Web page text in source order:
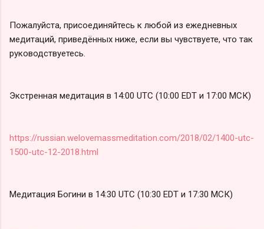
Пожалуйста, присоединяйтесь к любой из ежедневных
медитаций, приведённых ниже, если вы чувствуете, что так
руководствуетесь.
Экстренная медитация в 14:00 UTC (10:00 EDT и 17:00 МСК)
https://russian.welovemassmeditation.com/2018/02/1400-utc-
1500-utc-12-2018.html
Медитация Богини в 14:30 UTC (10:30 EDT и 17:30 МСК)